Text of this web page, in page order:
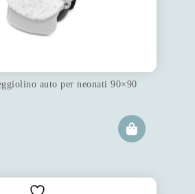
auto per neonati 90×90